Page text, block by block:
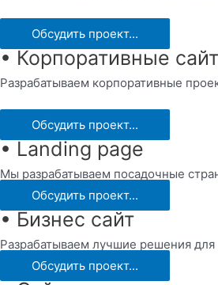
Обсудить проект...
• Корпоративные
Разрабатываем корпоративные
Обсудить проект...
• Landing page
Мы разрабатываем посадочные
Обсудить проект...
• Бизнес сайт
Разрабатываем лучшие решения
Обсудить проект...